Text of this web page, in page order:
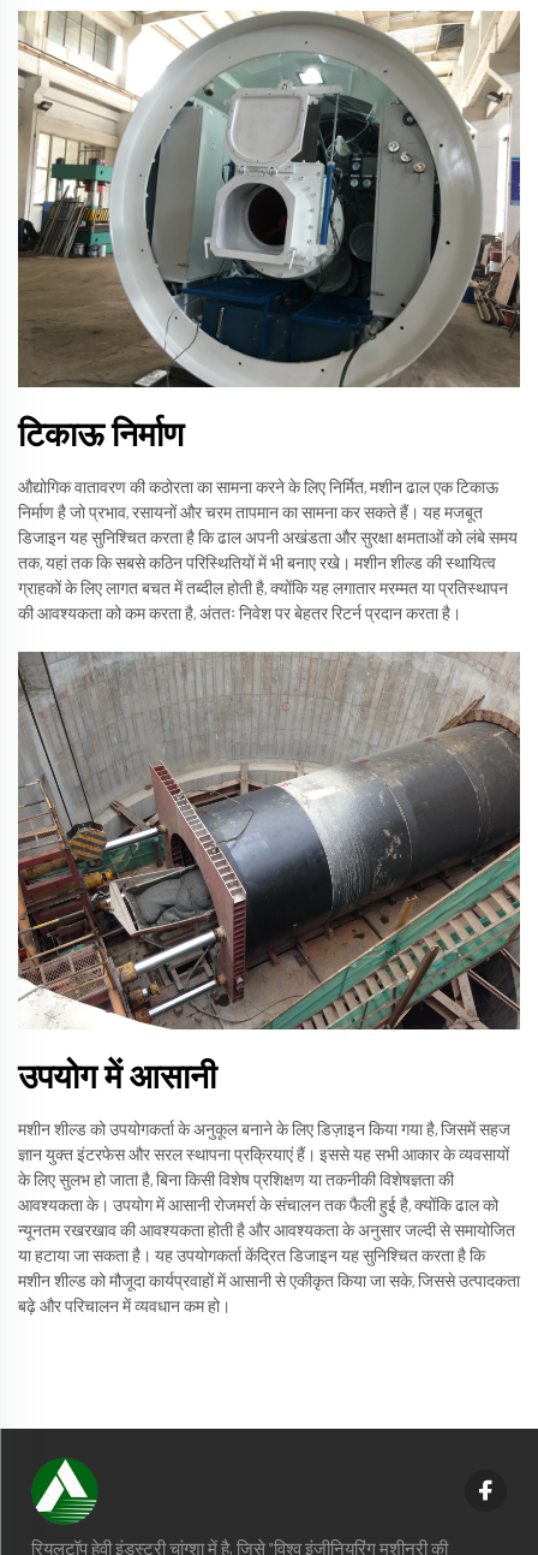
टिकाऊ निर्माण
औद्योगिक वातावरण की कठोरता का सामना करने के लिए निर्मित, मशीन ढाल एक टिकाऊ
निर्माण है जो प्रभाव, रसायनों और चरम तापमान का सामना कर सकते हैं। यह मजबूत
डिजाइन यह सुनिश्चित करता है कि ढाल अपनी अखंडता और सुरक्षा क्षमताओं को लंबे समय
तक, यहां तक कि सबसे कठिन परिस्थितियों में भी बनाए रखे। मशीन शील्ड की स्थायित्व
ग्राहकों के लिए लागत बचत में तब्दील होती है, क्योंकि यह लगातार मरम्मत या प्रतिस्थापन
की आवश्यकता को कम करता है, अंततः निवेश पर बेहतर रिटर्न प्रदान करता है।
उपयोग में आसानी
मशीन शील्ड को उपयोगकर्ता के अनुकूल बनाने के लिए डिज़ाइन किया गया है, जिसमें सहज
ज्ञान युक्त इंटरफेस और सरल स्थापना प्रक्रियाएं हैं। इससे यह सभी आकार के व्यवसायों
के लिए सुलभ हो जाता है, बिना किसी विशेष प्रशिक्षण या तकनीकी विशेषज्ञता की
आवश्यकता के। उपयोग में आसानी रोजमर्रा के संचालन तक फैली हुई है, क्योंकि ढाल को
न्यूनतम रखरखाव की आवश्यकता होती है और आवश्यकता के अनुसार जल्दी से समायोजित
या हटाया जा सकता है। यह उपयोगकर्ता केंद्रित डिजाइन यह सुनिश्चित करता है कि
मशीन शील्ड को मौजूदा कार्यप्रवाहों में आसानी से एकीकृत किया जा सके, जिससे उत्पादकता
बढ़े और परिचालन में व्यवधान कम हो।
रियलटॉप हेवी इंडस्ट्री चांग्शा में है, जिसे "विश्व इंजीनियरिंग मशीनरी की